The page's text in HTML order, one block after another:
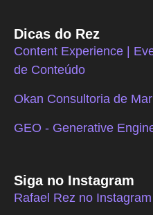
Dicas do Rez
Content Experience |
de Conteúdo
Okan Consultoria de
GEO - Generative
Siga no Instagram
Rafael Rez no Instagram